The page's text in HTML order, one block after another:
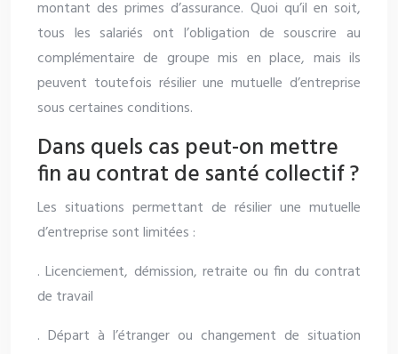
montant des primes d’assurance. Quoi qu’il en soit,
tous les salariés ont l’obligation de souscrire au
complémentaire de groupe mis en place, mais ils
peuvent toutefois résilier une mutuelle d’entreprise
sous certaines conditions.
Dans quels cas peut-on mettre
fin au contrat de santé collectif ?
Les situations permettant de résilier une mutuelle
d’entreprise sont limitées :
. Licenciement, démission, retraite ou fin du contrat
de travail
. Départ à l’étranger ou changement de situation